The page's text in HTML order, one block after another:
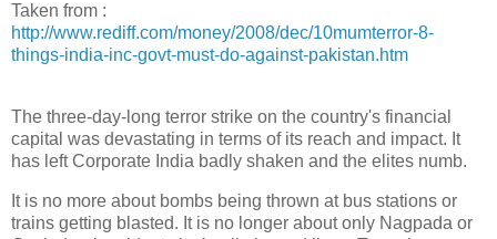
Taken from :
http://www.rediff.com/money/2008/dec/10mumterror-8-
things-india-inc-govt-must-do-against-pakistan.htm
The three-day-long terror strike on the country's financial
capital was devastating in terms of its reach and impact. It
has left Corporate India badly shaken and the elites numb.
It is no more about bombs being thrown at bus stations or
trains getting blasted. It is no longer about only Nagpada or